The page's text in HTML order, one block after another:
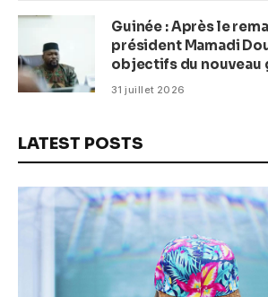
Guinée : Après le
président Mamadi
objectifs du nouveau
(CM)
31 juillet 2026
LATEST POSTS